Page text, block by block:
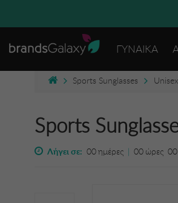
ΓΥΝΑΙΚΑ
Sports Sunglasses
Sports
Λήγει σε: 00ημέρες | 00 ώρες 00